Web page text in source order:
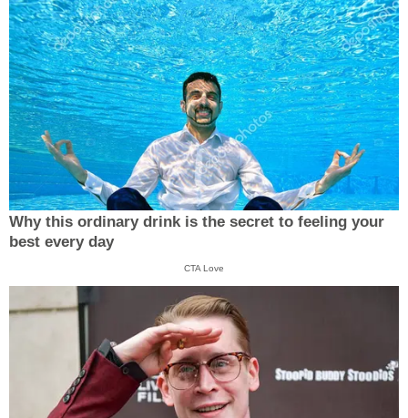
Why this ordinary drink is the secret to feeling your
best every day
CTA Love